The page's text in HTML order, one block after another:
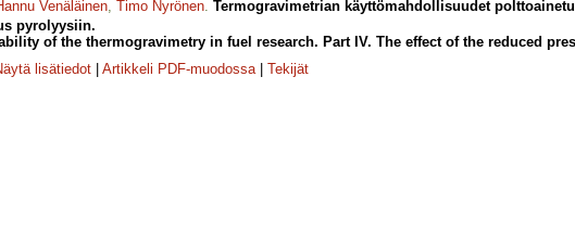
Venäläinen, Timo Nyrönen. Termogravimetrian käyttömahdollisuudet
pyrolyysiin.
of the thermogravimetry in fuel research. Part IV. The effect of the reduced
lisätiedot Artikkeli PDF-muodossa| Tekijät